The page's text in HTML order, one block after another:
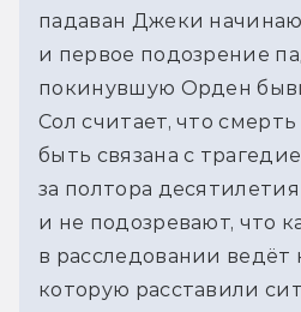
падаван Джеки
и первое подозрение
покинувшую Орден
Сол считает, что
быть связана с
за полтора
и не подозревают, что
в расследовании ведёт
которую расставили